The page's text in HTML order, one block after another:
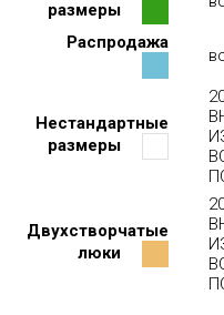
размеры
Распродажа
Нестандартные
размеры
Двухстворчатые
люки